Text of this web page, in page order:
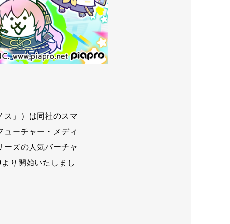
ス」）は同社のスマ
ューチャー・メディ
ーズの人気バーチャ
り開始いたしまし